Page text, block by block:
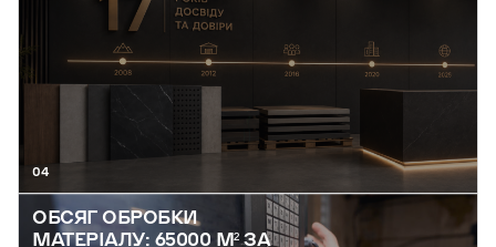
04
ОБСЯГ ОБРОБКИ
МАТЕРІАЛУ: 65000 М² ЗА